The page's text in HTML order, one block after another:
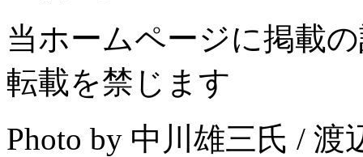
当ホームページに掲載
転載を禁じます
Photo by 中川雄三氏 /